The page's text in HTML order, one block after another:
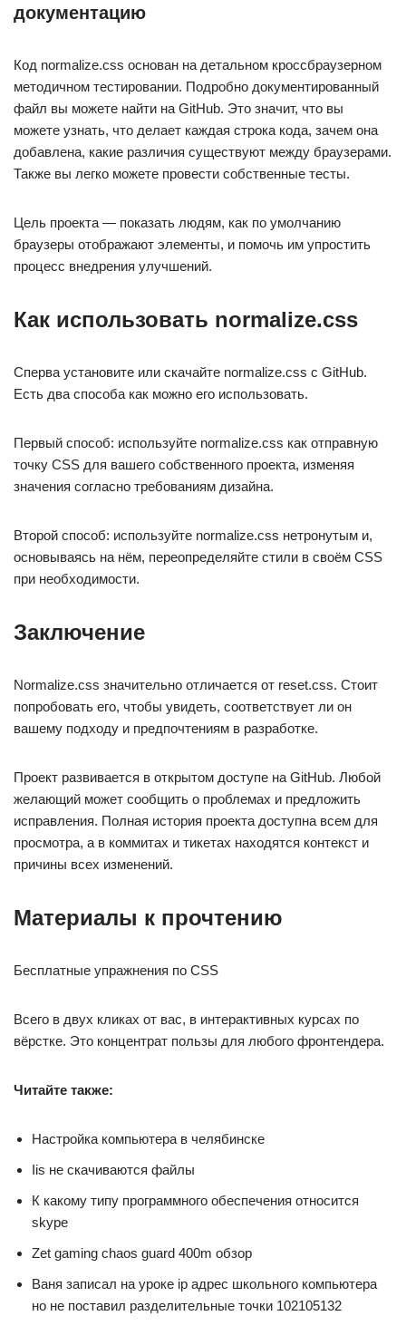
документацию
Код normalize.css основан на детальном кроссбраузерном
методичном тестировании. Подробно документированный
файл вы можете найти на GitHub. Это значит, что вы
можете узнать, что делает каждая строка кода, зачем она
добавлена, какие различия существуют между браузерами.
Также вы легко можете провести собственные тесты.
Цель проекта — показать людям, как по умолчанию
браузеры отображают элементы, и помочь им упростить
процесс внедрения улучшений.
Как использовать normalize.css
Сперва установите или скачайте normalize.css с GitHub.
Есть два способа как можно его использовать.
Первый способ: используйте normalize.css как отправную
точку CSS для вашего собственного проекта, изменяя
значения согласно требованиям дизайна.
Второй способ: используйте normalize.css нетронутым и,
основываясь на нём, переопределяйте стили в своём CSS
при необходимости.
Заключение
Normalize.css значительно отличается от reset.css. Стоит
попробовать его, чтобы увидеть, соответствует ли он
вашему подходу и предпочтениям в разработке.
Проект развивается в открытом доступе на GitHub. Любой
желающий может сообщить о проблемах и предложить
исправления. Полная история проекта доступна всем для
просмотра, а в коммитах и тикетах находятся контекст и
причины всех изменений.
Материалы к прочтению
Бесплатные упражнения по CSS
Всего в двух кликах от вас, в интерактивных курсах по
вёрстке. Это концентрат пользы для любого фронтендера.
Читайте также:
Настройка компьютера в челябинске
Iis не скачиваются файлы
К какому типу программного обеспечения относится
skype
Zet gaming chaos guard 400m обзор
Ваня записал на уроке ip адрес школьного компьютера
но не поставил разделительные точки 102105132